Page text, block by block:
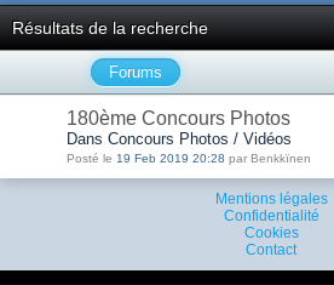
Résultats de la recherche
Forums
180ème Concours Photos
Dans Concours Photos / Vidéos
Posté le 19 Feb 2019 20:28 par Benkkïnen
Mentions légales
Confidentialité
Cookies
Contact